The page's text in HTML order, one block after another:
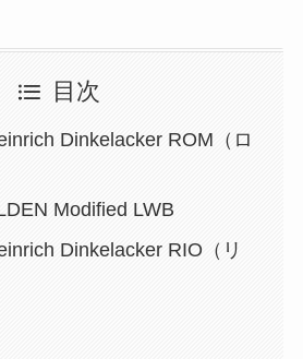
目次
Dinkelacker ROM（ロ
Modified LWB
Dinkelacker RIO（リ